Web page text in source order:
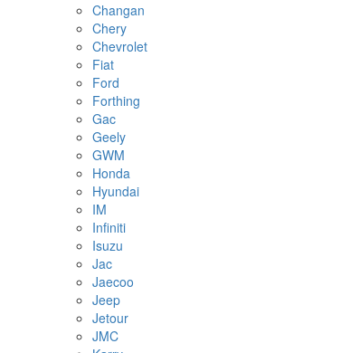
Changan
Chery
Chevrolet
Fiat
Ford
Forthing
Gac
Geely
GWM
Honda
Hyundai
IM
Infiniti
Isuzu
Jac
Jaecoo
Jeep
Jetour
JMC